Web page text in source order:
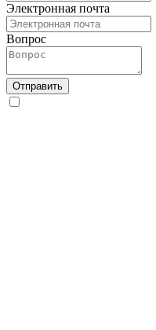
Электронная почта
Вопрос
Отправить